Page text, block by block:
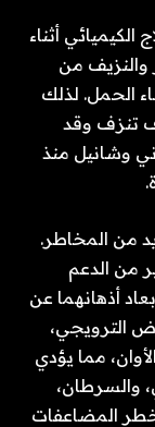
الكيميائي أثناء
من
الحمل. لذلك
تنزف وقد
وشانيل منذ
من المخاطر.
من الدعم
أذهانهما عن
الترويجي،
مما يؤدي
والسرطان،
المضاعفات